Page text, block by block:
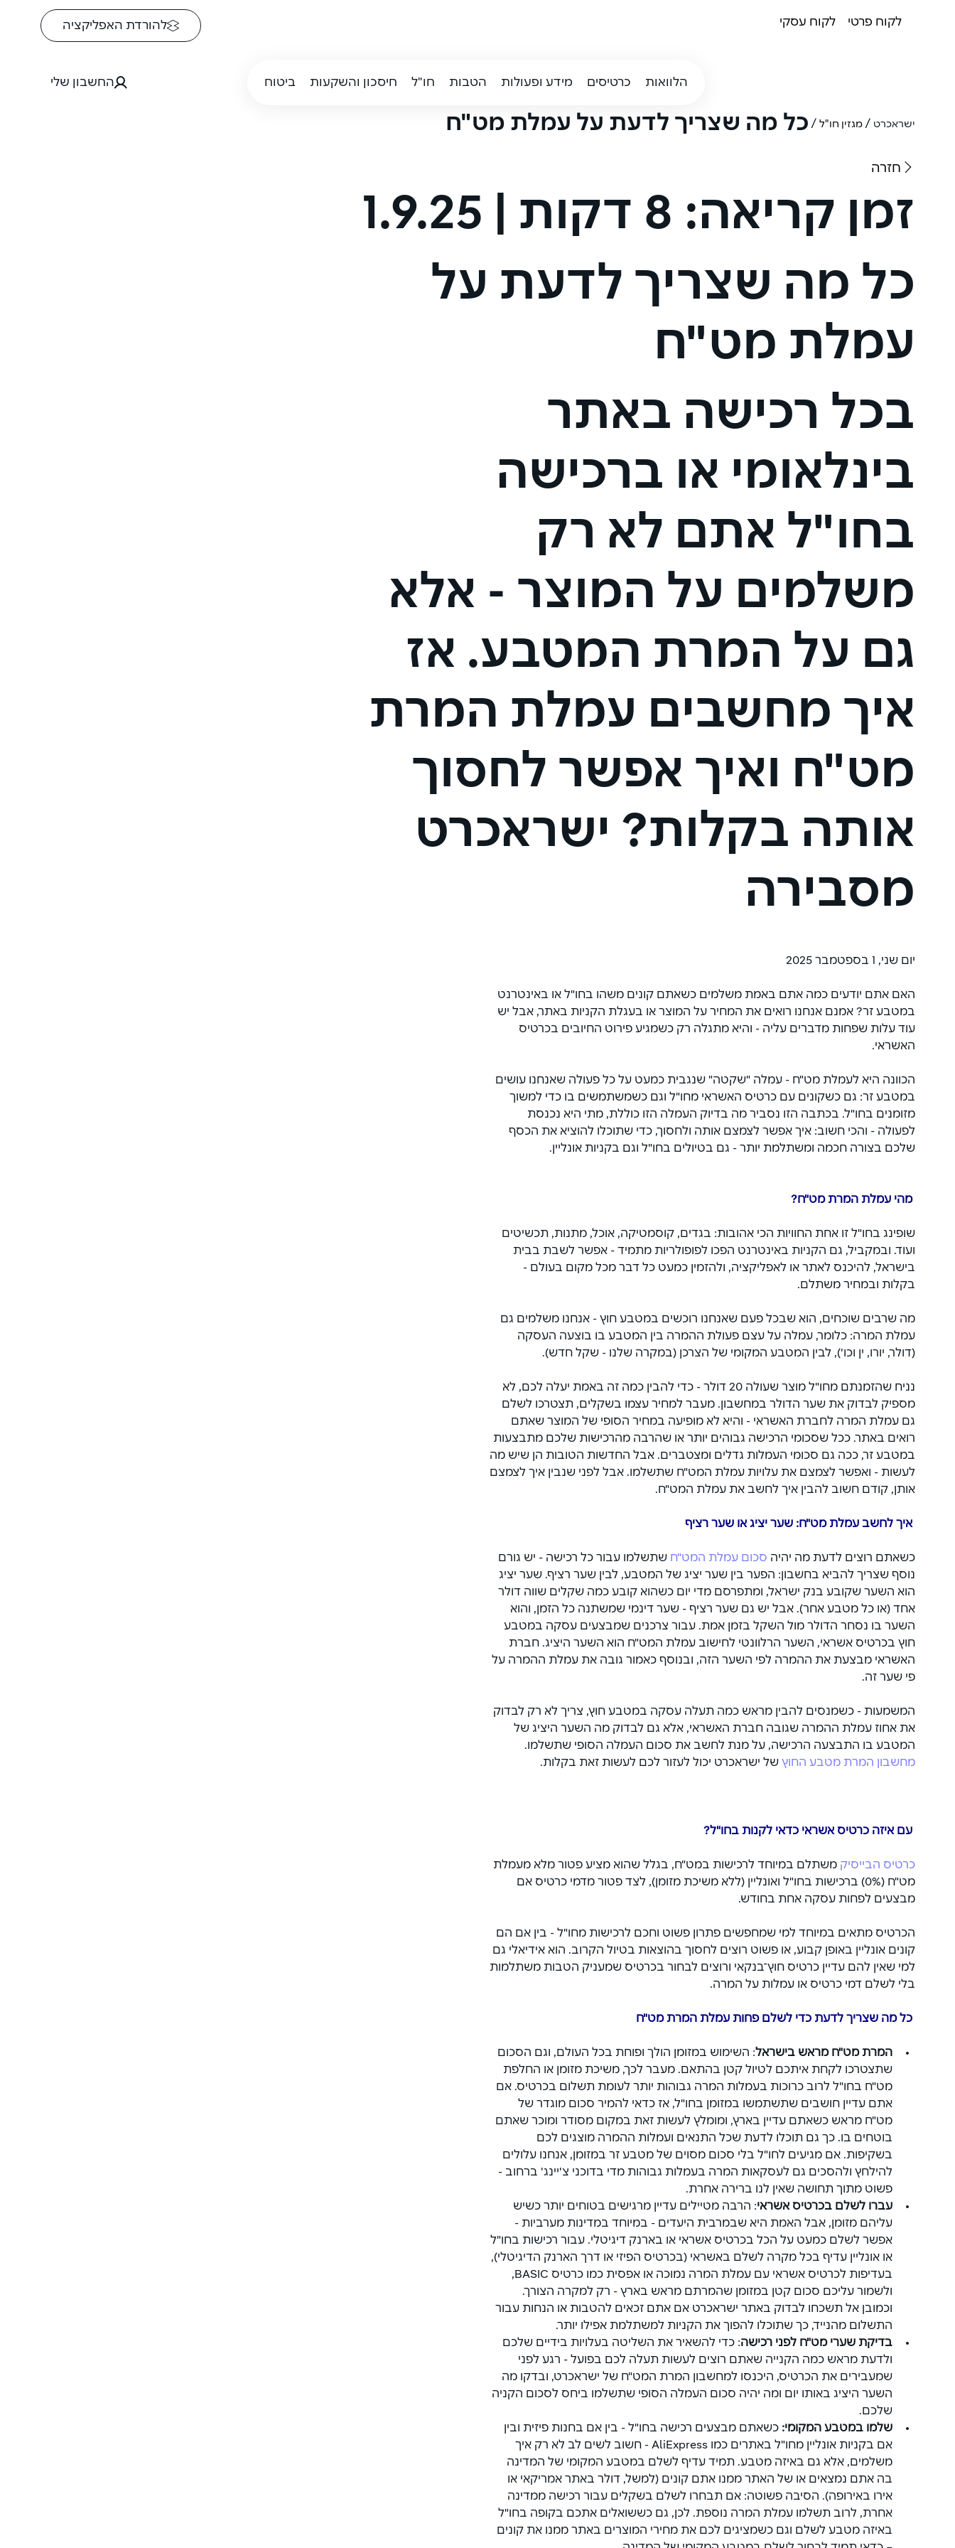
לקוח פרטי לקוח עסקי להורדת האפליקציה
הלוואות כרטיסים מידע ופעולות הטבות חו"ל חיסכון והשקעות ביטוח החשבון שלי
ישראכרט /מגזין חו"ל / כל מה שצריך לדעת על עמלת מט"ח
חזרה
זמן קריאה: 8 דקות
1.9.25
כל מה שצריך לדעת על
עמלת מט"ח
בכל רכישה באתר
בינלאומי או ברכישה
בחו"ל אתם לא רק
משלמים על המוצר - אלא
גם על המרת המטבע. אז
איך מחשבים עמלת המרת
מט"ח ואיך אפשר לחסוך
אותה בקלות? ישראכרט
מסבירה
יום שני, 1 בספטמבר 2025
האם אתם יודעים כמה אתם באמת משלמים כשאתם קונים משהו בחו"ל או באינטרנט
במטבע זר? אמנם אנחנו רואים את המחיר על המוצר או בעגלת הקניות באתר, אבל יש
עוד עלות שפחות מדברים עליה - והיא מתגלה רק כשמגיע פירוט החיובים בכרטיס
האשראי.
הכוונה היא לעמלת מט"ח - עמלה "שקטה" שנגבית כמעט על כל פעולה שאנחנו עושים
במטבע זר: גם כשקונים עם כרטיס האשראי מחו"ל וגם כשמשתמשים בו כדי למשוך
מזומנים בחו"ל. בכתבה הזו נסביר מה בדיוק העמלה הזו כוללת, מתי היא נכנסת
לפעולה - והכי חשוב: איך אפשר לצמצם אותה ולחסוך, כדי שתוכלו להוציא את הכסף
שלכם בצורה חכמה ומשתלמת יותר - גם בטיולים בחו"ל וגם בקניות אונליין.
מהי עמלת המרת מט"ח?
שופינג בחו"ל זו אחת החוויות הכי אהובות: בגדים, קוסמטיקה, אוכל, מתנות, תכשיטים
ועוד. ובמקביל, גם הקניות באינטרנט הפכו לפופולריות מתמיד - אפשר לשבת בבית
בישראל, להיכנס לאתר או לאפליקציה, ולהזמין כמעט כל דבר מכל מקום בעולם -
בקלות ובמחיר משתלם.
מה שרבים שוכחים, הוא שבכל פעם שאנחנו רוכשים במטבע חוץ - אנחנו משלמים גם
עמלת המרה: כלומר, עמלה על עצם פעולת ההמרה בין המטבע בו בוצעה העסקה
(דולר, יורו, ין וכו'), לבין המטבע המקומי של הצרכן (במקרה שלנו - שקל חדש).
נניח שהזמנתם מחו"ל מוצר שעולה 20 דולר - כדי להבין כמה זה באמת יעלה לכם, לא
מספיק לבדוק את שער הדולר במחשבון. מעבר למחיר עצמו בשקלים, תצטרכו לשלם
גם עמלת המרה לחברת האשראי - והיא לא מופיעה במחיר הסופי של המוצר שאתם
רואים באתר. ככל שסכומי הרכישה גבוהים יותר או שהרבה מהרכישות שלכם מתבצעות
במטבע זר, ככה גם סכומי העמלות גדלים ומצטברים. אבל החדשות הטובות הן שיש מה
לעשות - ואפשר לצמצם את עלויות עמלת המט"ח שתשלמו. אבל לפני שנבין איך לצמצם
אותן, קודם חשוב להבין איך לחשב את עמלת המט"ח.
איך לחשב עמלת מט"ח: שער יציג או שער רציף
כשאתם רוצים לדעת מה יהיה סכום עמלת המט"ח שתשלמו עבור כל רכישה - יש גורם
נוסף שצריך להביא בחשבון: הפער בין שער יציג של המטבע, לבין שער רציף. שער יציג
הוא השער שקובע בנק ישראל, ומתפרסם מדי יום כשהוא קובע כמה שקלים שווה דולר
אחד (או כל מטבע אחר). אבל יש גם שער רציף - שער דינמי שמשתנה כל הזמן, והוא
השער בו נסחר הדולר מול השקל בזמן אמת. עבור צרכנים שמבצעים עסקה במטבע
חוץ בכרטיס אשראי, השער הרלוונטי לחישוב עמלת המט"ח הוא השער היציג. חברת
האשראי מבצעת את ההמרה לפי השער הזה, ובנוסף כאמור גובה את עמלת ההמרה על
פי שער זה.
המשמעות - כשמנסים להבין מראש כמה תעלה עסקה במטבע חוץ, צריך לא רק לבדוק
את אחוז עמלת ההמרה שגובה חברת האשראי, אלא גם לבדוק מה השער היציג של
המטבע בו התבצעה הרכישה, על מנת לחשב את סכום העמלה הסופי שתשלמו.
מחשבון המרת מטבע החוץ של ישראכרט יכול לעזור לכם לעשות זאת בקלות.
עם איזה כרטיס אשראי כדאי לקנות בחו"ל?
כרטיס הבייסיק משתלם במיוחד לרכישות במט"ח, בגלל שהוא מציע פטור מלא מעמלת
מט"ח (0%) ברכישות בחו"ל ואונליין (ללא משיכת מזומן), לצד פטור מדמי כרטיס אם
מבצעים לפחות עסקה אחת בחודש.
הכרטיס מתאים במיוחד למי שמחפשים פתרון פשוט וחכם לרכישות מחו"ל - בין אם הם
קונים אונליין באופן קבוע, או פשוט רוצים לחסוך בהוצאות בטיול הקרוב. הוא אידיאלי גם
למי שאין להם עדיין כרטיס חוץ־בנקאי ורוצים לבחור בכרטיס שמעניק הטבות משתלמות
בלי לשלם דמי כרטיס או עמלות על המרה.
כל מה שצריך לדעת כדי לשלם פחות עמלת המרת מט"ח
המרת מט"ח מראש בישראל: השימוש במזומן הולך ופוחת בכל העולם, וגם הסכום
שתצטרכו לקחת איתכם לטיול קטן בהתאם. מעבר לכך, משיכת מזומן או החלפת
מט"ח בחו"ל לרוב כרוכות בעמלות המרה גבוהות יותר לעומת תשלום בכרטיס. אם
אתם עדיין חושבים שתשתמשו במזומן בחו"ל, אז כדאי להמיר סכום מוגדר של
מט"ח מראש כשאתם עדיין בארץ, ומומלץ לעשות זאת במקום מסודר ומוכר שאתם
בוטחים בו. כך גם תוכלו לדעת שכל התנאים ועמלות ההמרה מוצגים לכם
בשקיפות. אם מגיעים לחו"ל בלי סכום מסוים של מטבע זר במזומן, אנחנו עלולים
להילחץ ולהסכים גם לעסקאות המרה בעמלות גבוהות מדי בדוכני צ'יינג' ברחוב -
פשוט מתוך תחושה שאין לנו ברירה אחרת.
עברו לשלם בכרטיס אשראי: הרבה מטיילים עדיין מרגישים בטוחים יותר כשיש
עליהם מזומן, אבל האמת היא שבמרבית היעדים - במיוחד במדינות מערביות -
אפשר לשלם כמעט על הכל בכרטיס אשראי או בארנק דיגיטלי. עבור רכישות בחו"ל
או אונליין עדיף בכל מקרה לשלם באשראי (בכרטיס הפיזי או דרך הארנק הדיגיטלי),
בעדיפות לכרטיס אשראי עם עמלת המרה נמוכה או אפסית כמו כרטיס BASIC,
ולשמור עליכם סכום קטן במזומן שהמרתם מראש בארץ - רק למקרה הצורך.
וכמובן אל תשכחו לבדוק באתר ישראכרט אם אתם זכאים להטבות או הנחות עבור
התשלום מהנייד, כך שתוכלו להפוך את הקניות למשתלמת אפילו יותר.
בדיקת שערי מט"ח לפני רכישה: כדי להשאיר את השליטה בעלויות בידיים שלכם
ולדעת מראש כמה הקנייה שאתם רוצים לעשות תעלה לכם בפועל - רגע לפני
שמעבירים את הכרטיס, היכנסו למחשבון המרת המט"ח של ישראכרט, ובדקו מה
השער היציג באותו יום ומה יהיה סכום העמלה הסופי שתשלמו ביחס לסכום הקניה
שלכם.
שלמו במטבע המקומי: כשאתם מבצעים רכישה בחו"ל - בין אם בחנות פיזית ובין
אם בקניות אונליין מחו"ל באתרים כמו AliExpress - חשוב לשים לב לא רק איך
משלמים, אלא גם באיזה מטבע. תמיד עדיף לשלם במטבע המקומי של המדינה
בה אתם נמצאים או של האתר ממנו אתם קונים (למשל, דולר באתר אמריקאי או
אירו באירופה). הסיבה פשוטה: אם תבחרו לשלם בשקלים עבור רכישה ממדינה
אחרת, לרוב תשלמו עמלת המרה נוספת. לכן, גם כששואלים אתכם בקופה בחו"ל
באיזה מטבע לשלם וגם כשמציגים לכם את מחירי המוצרים באתר ממנו את קונים